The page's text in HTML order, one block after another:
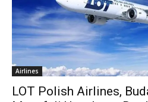
Airlines
LOT Polish Airlines,